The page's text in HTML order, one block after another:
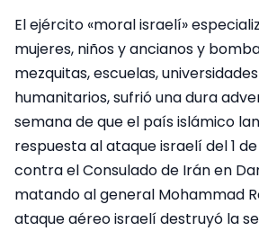
El ejército «moral israelí»
mujeres, niños y ancianos y
mezquitas, escuelas,
humanitarios, sufrió una dura
semana de que el país islámico
respuesta al ataque israelí del 1
contra el Consulado de Irán en
matando al general Mohammad
ataque aéreo israelí destruyó la